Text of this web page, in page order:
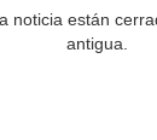
noticia están
antigua.